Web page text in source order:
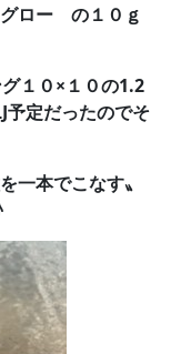
グロー の１０ｇ
１０×１０の1.2
予定だったのでそ
一本でこなす〟